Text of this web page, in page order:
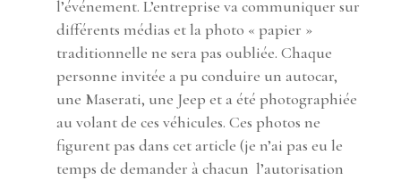
l’événement. L’entreprise va communiquer sur
différents médias et la photo « papier »
traditionnelle ne sera pas oubliée. Chaque
personne invitée a pu conduire un autocar,
une Maserati, une Jeep et a été photographiée
au volant de ces véhicules. Ces photos ne
figurent pas dans cet article (je n’ai pas eu le
temps de demander à chacun l’autorisation